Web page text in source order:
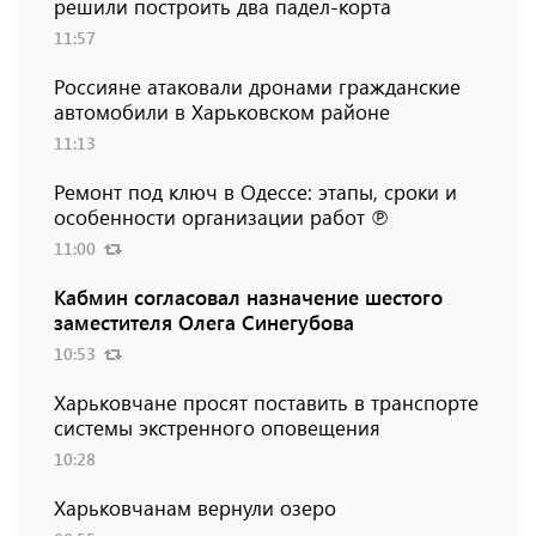
решили построить два падел-корта
11:57
Россияне атаковали дронами гражданские
автомобили в Харьковском районе
11:13
Ремонт под ключ в Одессе: этапы, сроки и
особенности организации работ ℗
11:00
Кабмин согласовал назначение шестого
заместителя Олега Синегубова
10:53
Харьковчане просят поставить в транспорте
системы экстренного оповещения
10:28
Харьковчанам вернули озеро